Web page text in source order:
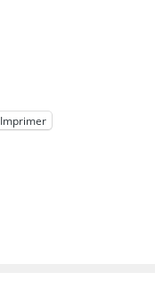
Imprimer